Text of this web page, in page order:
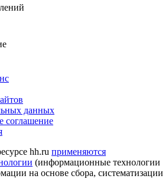
данных
соглашение
hh.ru применяются
(информационные технологии
на основе сбора, систематизации